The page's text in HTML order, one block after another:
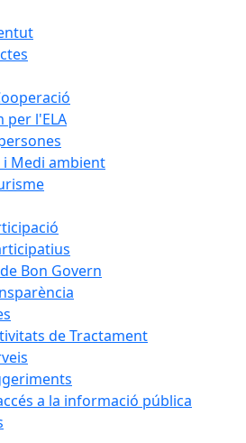
per l'ELA
Medi ambient
Bon Govern
de Tractament
a la informació pública